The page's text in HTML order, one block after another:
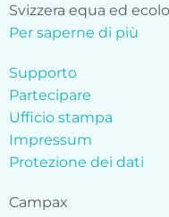
Svizzera equa ed
Per saperne di più
Supporto
Partecipare
Ufficio stampa
Impressum
Protezione dei dati
Campax